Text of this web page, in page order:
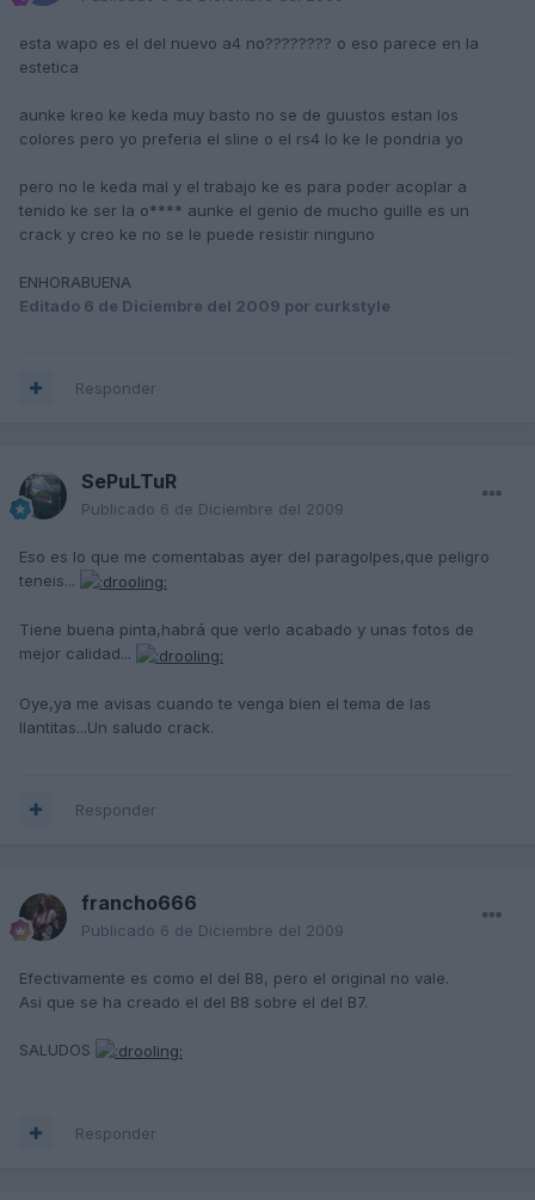
esta wapo es el del nuevo a4 no???????? o eso parece en la
estetica
aunke kreo ke keda muy basto no se de guustos estan los
colores pero yo preferia el sline o el rs4 lo ke le pondria yo
pero no le keda mal y el trabajo ke es para poder acoplar a
tenido ke ser la o**** aunke el genio de mucho guille es un
crack y creo ke no se le puede resistir ninguno
ENHORABUENA
Editado 6 de Diciembre del 2009 por curkstyle
Responder
SePuLTuR
Publicado 6 de Diciembre del 2009
Eso es lo que me comentabas ayer del paragolpes,que peligro
teneis...
Tiene buena pinta,habrá que verlo acabado y unas fotos de
mejor calidad...
Oye,ya me avisas cuando te venga bien el tema de las
llantitas...Un saludo crack.
Responder
francho666
Publicado 6 de Diciembre del 2009
Efectivamente es como el del B8, pero el original no vale.
Asi que se ha creado el del B8 sobre el del B7.
SALUDOS
Responder